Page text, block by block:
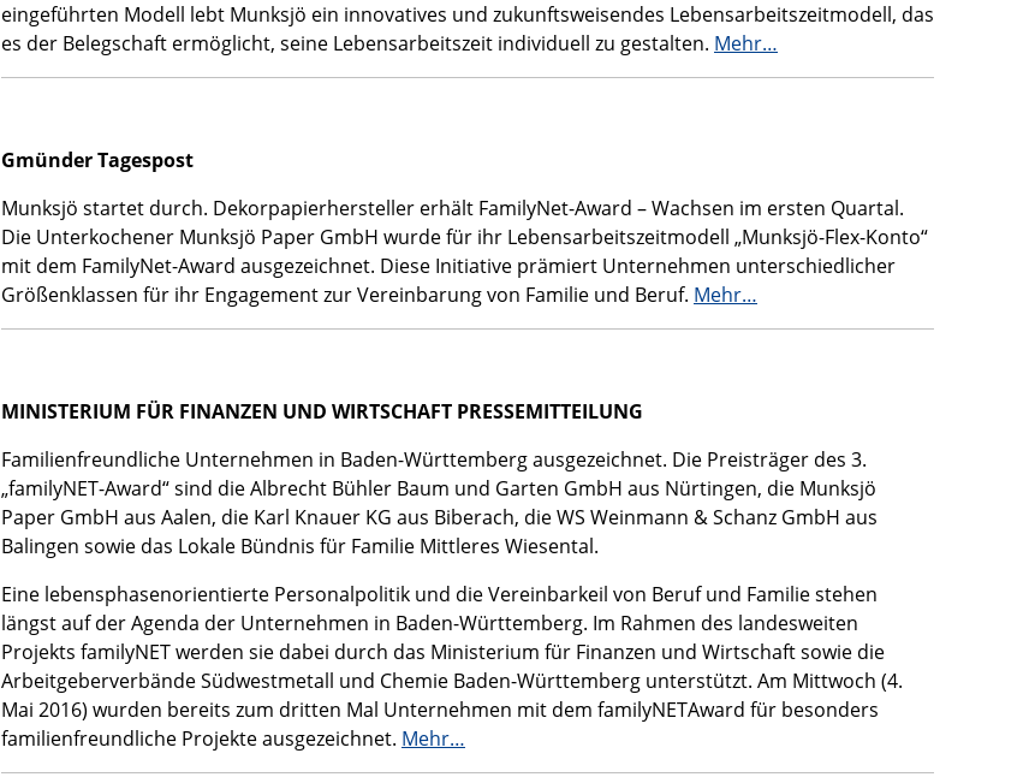
eingeführten Modell lebt Munksjö ein innovatives und zukunftsweisendes Lebensarbeitszeitmodell, das
es der Belegschaft ermöglicht, seine Lebensarbeitszeit individuell zu gestalten. Mehr…
Gmünder Tagespost
Munksjö startet durch. Dekorpapierhersteller erhält FamilyNet-Award – Wachsen im ersten Quartal.
Die Unterkochener Munksjö Paper GmbH wurde für ihr Lebensarbeitszeitmodell „Munksjö-Flex-Konto“
mit dem FamilyNet-Award ausgezeichnet. Diese Initiative prämiert Unternehmen unterschiedlicher
Größenklassen für ihr Engagement zur Vereinbarung von Familie und Beruf. Mehr…
MINISTERIUM FÜR FINANZEN UND WIRTSCHAFT PRESSEMITTEILUNG
Familienfreundliche Unternehmen in Baden-Württemberg ausgezeichnet. Die Preisträger des 3.
„familyNET-Award“ sind die Albrecht Bühler Baum und Garten GmbH aus Nürtingen, die Munksjö
Paper GmbH aus Aalen, die Karl Knauer KG aus Biberach, die WS Weinmann & Schanz GmbH aus
Balingen sowie das Lokale Bündnis für Familie Mittleres Wiesental.
Eine lebensphasenorientierte Personalpolitik und die Vereinbarkeil von Beruf und Familie stehen
längst auf der Agenda der Unternehmen in Baden-Württemberg. Im Rahmen des landesweiten
Projekts familyNET werden sie dabei durch das Ministerium für Finanzen und Wirtschaft sowie die
Arbeitgeberverbände Südwestmetall und Chemie Baden-Württemberg unterstützt. Am Mittwoch (4.
Mai 2016) wurden bereits zum dritten Mal Unternehmen mit dem familyNETAward für besonders
familienfreundliche Projekte ausgezeichnet. Mehr…